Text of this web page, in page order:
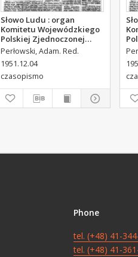
Słowo Ludu : organ
Komitetu Wojewódzkiego
Polskiej Zjednoczonej
Partii Robotniczej, 1951,
R.3, nr 313
Perłowski, Adam. Red.
1951.12.04
czasopismo
Phone
tel. (+48) 41-
tel. (+48) 41-